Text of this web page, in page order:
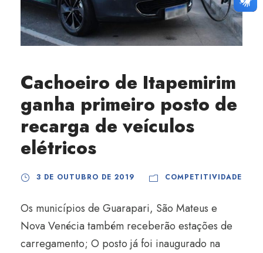
Cachoeiro de Itapemirim
ganha primeiro posto de
recarga de veículos
elétricos
3 DE OUTUBRO DE 2019 COMPETITIVIDADE
Os municípios de Guarapari, São Mateus e
Nova Venécia também receberão estações de
carregamento; O posto já foi inaugurado na